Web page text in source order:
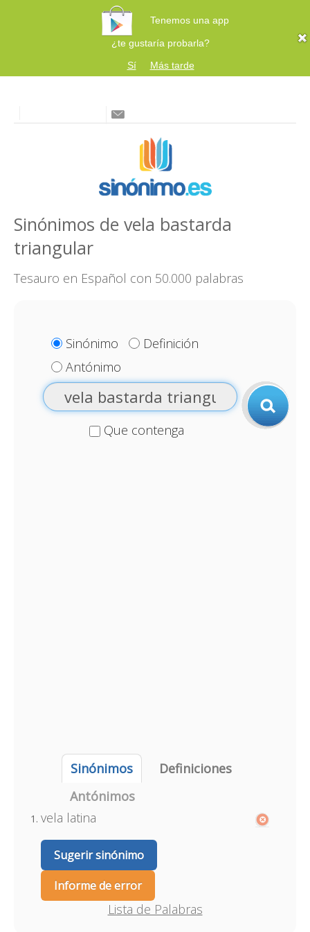
Tenemos una app
¿te gustaría probarla?
Sí
Más tarde
Sinónimos de vela bastarda
triangular
Tesauro en Español con 50.000 palabras
Sinónimo
Definición
Antónimo
Que contenga
Sinónimos
Definiciones
Antónimos
vela latina
Sugerir sinónimo
Informe de error
Lista de Palabras